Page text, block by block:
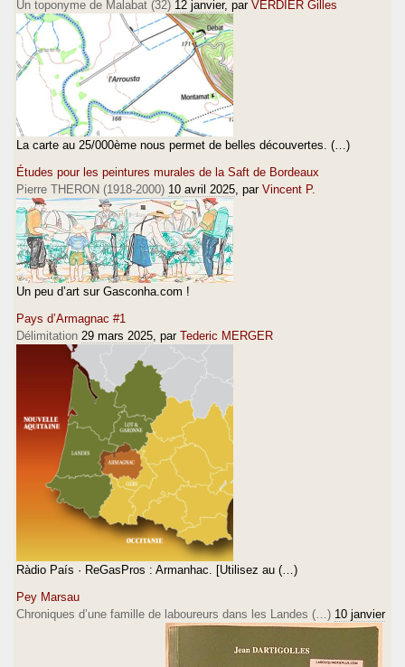
Un toponyme de Malabat (32) 12 janvier, par VERDIER Gilles
La carte au 25/000ème nous permet de belles découvertes. (…)
Études pour les peintures murales de la Saft de Bordeaux
Pierre THERON (1918-2000) 10 avril 2025 , par Vincent P.
Un peu d’art sur Gasconha.com !
Pays d’Armagnac #1
Délimitation 29 mars 2025 , par Tederic MERGER
Ràdio País · ReGasPros : Armanhac. [Utilisez au (…)
Pey Marsau
Chroniques d’une famille de laboureurs dans les Landes (…) 10 janvier